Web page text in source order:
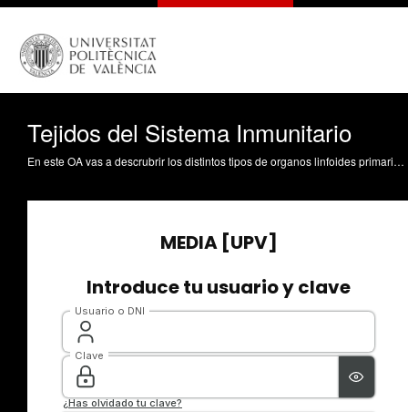
Tejidos del Sistema Inmunitario
En este OA vas a descrubrir los distintos tipos de organos linfoides primarios y secundarios Sirera Pérez, R. (2020). Tejidos del Sistema Inmunitario. https://riunet.upv.es/handle/10251/146022 DER